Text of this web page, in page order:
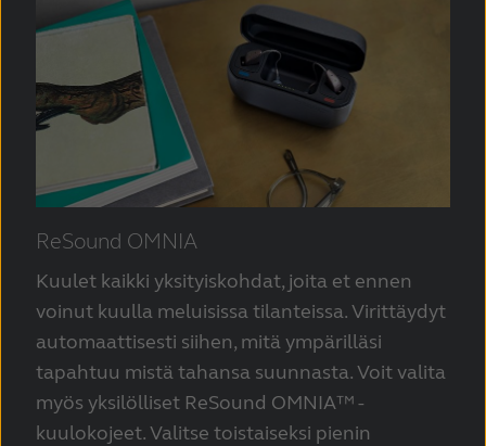
ReSound OMNIA
Kuulet kaikki yksityiskohdat, joita et ennen
voinut kuulla meluisissa tilanteissa. Virittäydyt
automaattisesti siihen, mitä ympärilläsi
tapahtuu mistä tahansa suunnasta. Voit valita
myös yksilölliset ReSound OMNIA™ -
kuulokojeet. Valitse toistaiseksi pienin